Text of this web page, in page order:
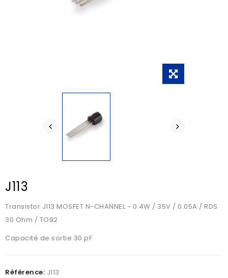
J113
Transistor J113 MOSFET N-CHANNEL - 0.4W / 35V / 0.05A / RDS
30 Ohm / TO92
Capacité de sortie 30 pF
Référence: J113